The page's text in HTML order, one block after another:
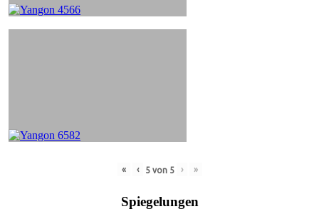
« ‹ 5von 5 › »
Spiegelungen